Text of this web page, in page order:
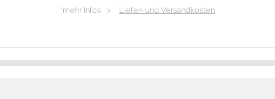
*mehr Infos > Liefer- und Versandkosten